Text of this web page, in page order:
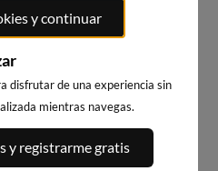
PLAYA DE LA RODA
y continuar
disfrutar de una experiencia sin
mientras navegas.
y registrarme gratis